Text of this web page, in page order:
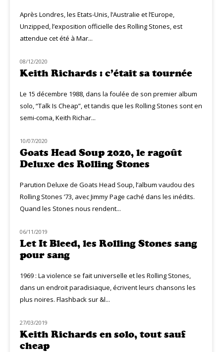
Après Londres, les Etats-Unis, l’Australie et l’Europe,
Unzipped, l’exposition officielle des Rolling Stones, est
attendue cet été à Mar...
CLASSIQ ROCK
08/12/2020
Keith Richards : c’était sa tournée
Le 15 décembre 1988, dans la foulée de son premier album
solo, “Talk Is Cheap”, et tandis que les Rolling Stones sont en
semi-coma, Keith Richar...
NOUVEAUTÉS
10/07/2020
Goats Head Soup 2020, le ragoût
Deluxe des Rolling Stones
Parution Deluxe de Goats Head Soup, l’album vaudou des
Rolling Stones ’73, avec Jimmy Page caché dans les inédits.
Quand les Stones nous rendent...
CLASSIQ ROCK
06/11/2019
Let It Bleed, les Rolling Stones sang
pour sang
1969 : La violence se fait universelle et les Rolling Stones,
dans un endroit paradisiaque, écrivent leurs chansons les
plus noires. Flashback sur &l...
CLASSIQ ROCK
27/03/2019
Keith Richards en solo, tout sauf
cheap